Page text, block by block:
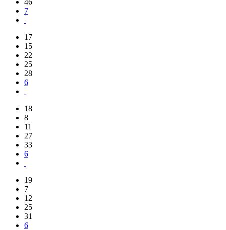
7
17
15
22
25
28
6
18
8
11
27
33
6
19
7
12
25
31
6